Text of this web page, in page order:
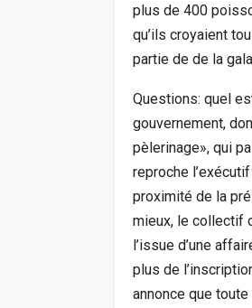
plus de 400
qu’ils croyaient
partie de de la
Questions: quel
gouvernement,
pèlerinage», qui
reproche
proximité de la
mieux, le collectif
l’issue d’une
plus de
annonce que